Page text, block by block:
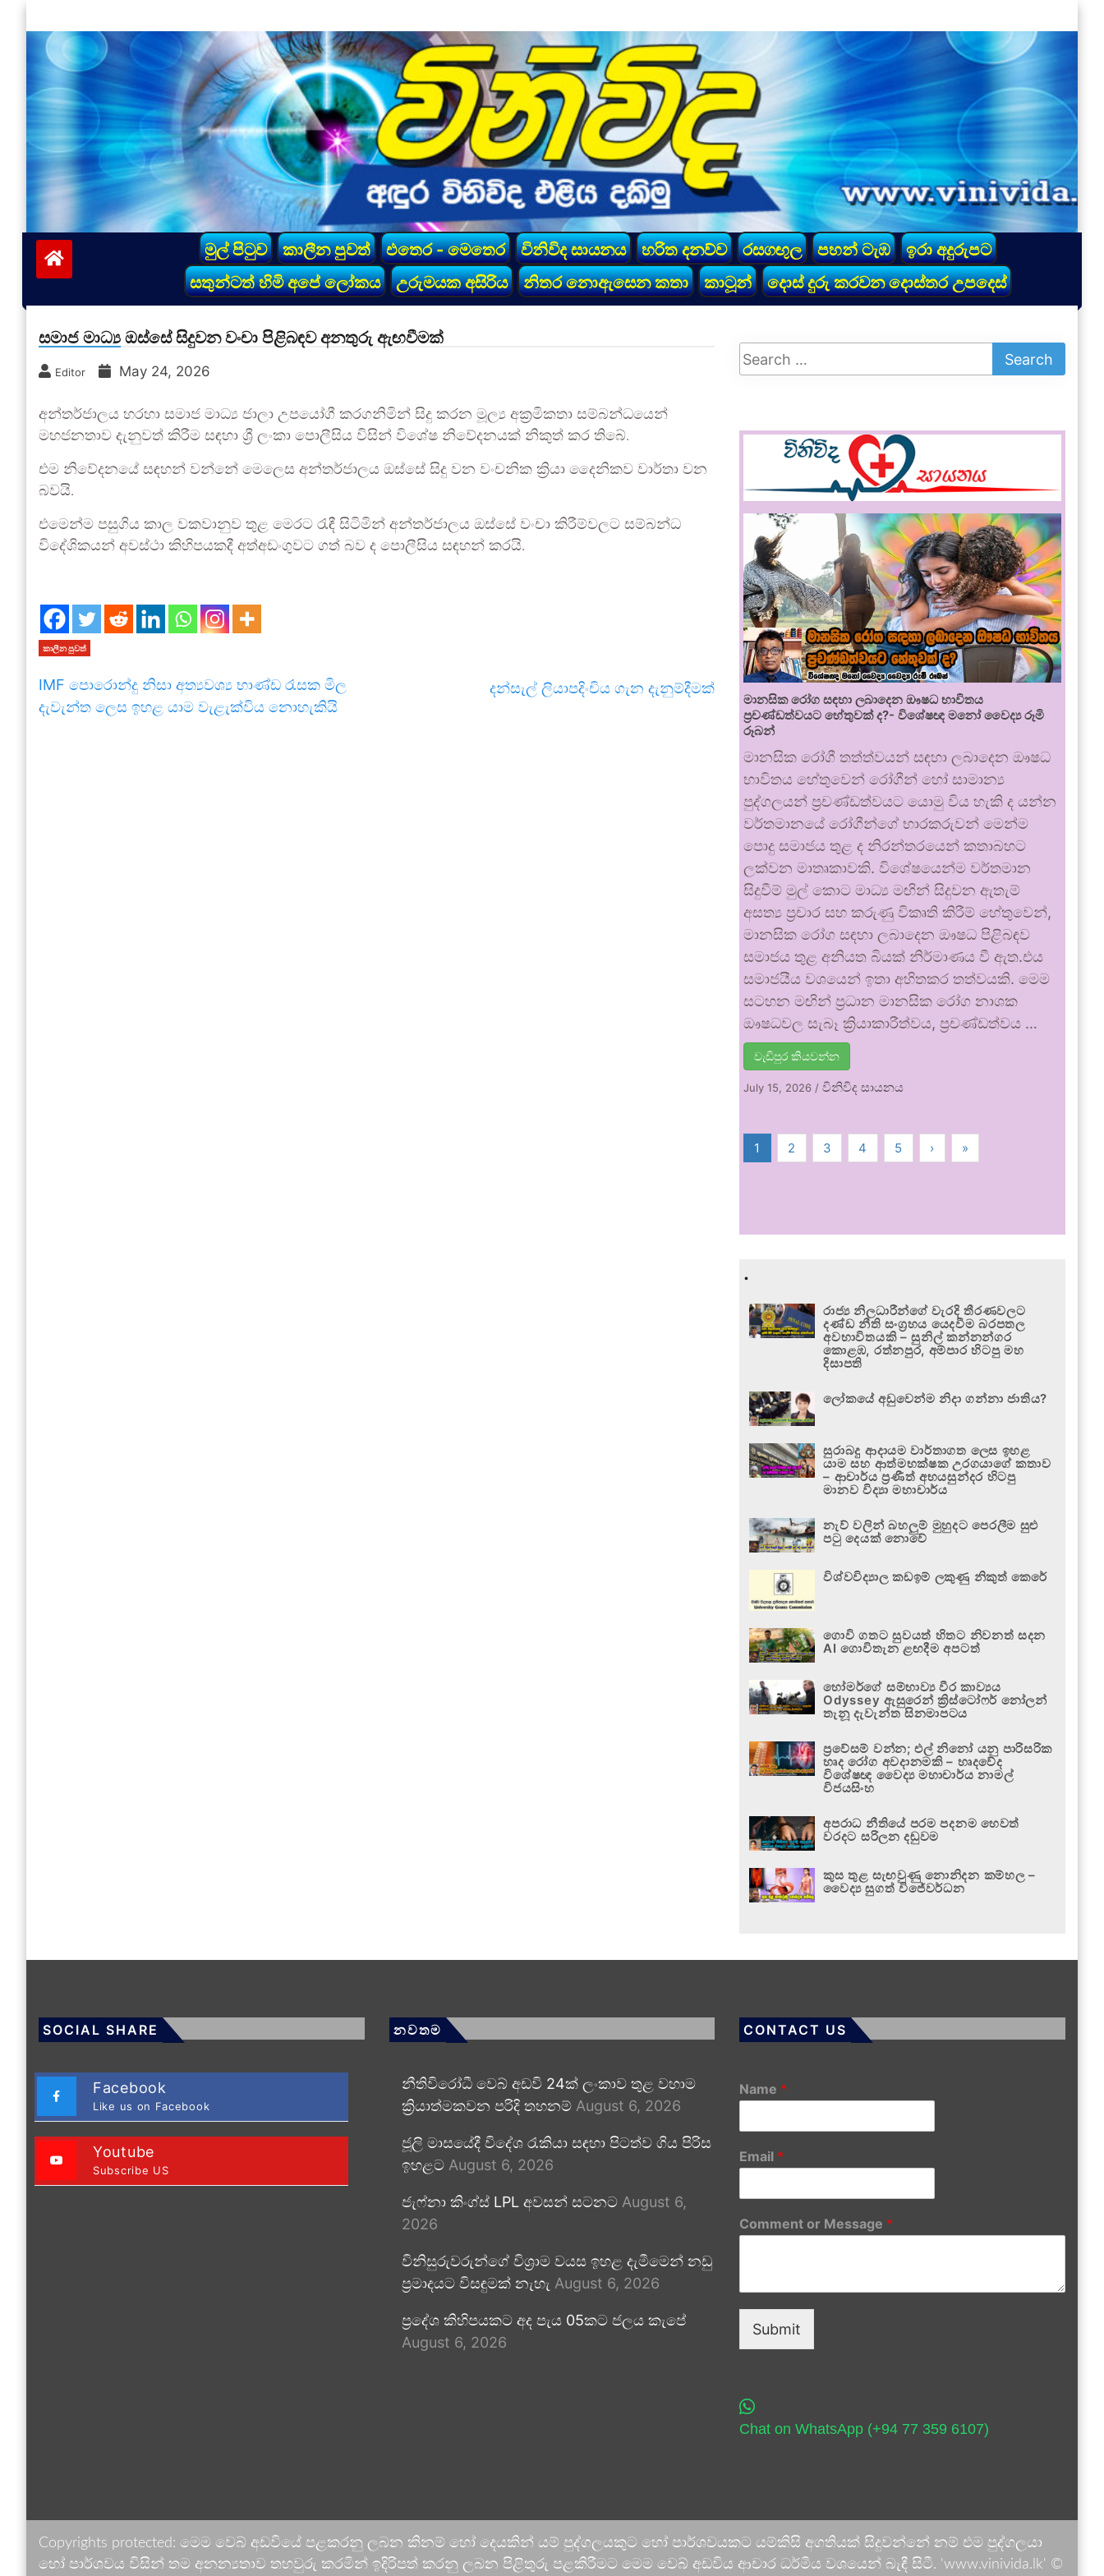
to
content
vinivida.lk
මුල් පිටුව කාලීන පුවත් එතෙර - මෙතෙර විනිවිද සායනය හරිත දනව්ව රසගඟුල පහන් ටැඹ
ඉරා අදුරුපට
සතුන්ටත් හිමි අපේ ලෝකය
උරුමයක අසිරිය නිතර නොඇසෙන කතා කාටූන් දොස් දුරු කරවන දොස්තර උපදෙස්
සමාජ මාධ්‍ය ඔස්සේ සිදුවන වංචා පිළිබඳව අනතුරු ඇඟවීමක්
Editor May 24, 2026
අන්තර්ජාලය හරහා සමාජ මාධ්‍ය ජාලා උපයෝගී කරගනිමින් සිදු කරන මූල්‍ය අක්‍රමිකතා සම්බන්ධයෙන්
මහජනතාව දැනුවත් කිරීම සඳහා ශ්‍රී ලංකා පොලීසිය විසින් විශේෂ නිවේදනයක් නිකුත් කර තිබේ.
එම නිවේදනයේ සඳහන් වන්නේ මෙලෙස අන්තර්ජාලය ඔස්සේ සිදු වන වංචනික ක්‍රියා දෛනිකව වාර්තා වන
බවයි.
එමෙන්ම පසුගිය කාල වකවානුව තුළ මෙරට රැඳී සිටිමින් අන්තර්ජාලය ඔස්සේ වංචා කිරීම්වලට සම්බන්ධ
විදේශිකයන් අවස්ථා කිහිපයකදී අත්අඩංගුවට ගත් බව ද පොලීසිය සඳහන් කරයි.
කාලීන පුවත්
IMF පොරොන්දු නිසා අත්‍යවශ්‍ය භාණ්ඩ රැසක මිල
දැවැන්ත ලෙස ඉහළ යාම වැළැක්විය නොහැකියි
දන්සැල් ලියාපදිංචිය ගැන දැනුම්දීමක්
මානසික රෝග සඳහා ලබාදෙන ඖෂධ භාවිතය
ප්‍රචණ්ඩත්වයට හේතුවක් ද?- විශේෂඥ මනෝ වෛද්‍ය රූමි
රූබන්
මානසික රෝගී තත්ත්වයන් සඳහා ලබාදෙන ඖෂධ
භාවිතය හේතුවෙන් රෝගීන් හෝ සාමාන්‍ය
පුද්ගලයන් ප්‍රචණ්ඩත්වයට යොමු විය හැකි ද යන්න
වර්තමානයේ රෝගීන්ගේ භාරකරුවන් මෙන්ම
පොදු සමාජය තුළ ද නිරන්තරයෙන් කතාබහට
ලක්වන මාතෘකාවකි. විශේෂයෙන්ම වර්තමාන
සිදුවීම් මුල් කොට මාධ්‍ය මඟින් සිදුවන ඇතැම්
අසත්‍ය ප්‍රචාර සහ කරුණු විකෘති කිරීම් හේතුවෙන්,
මානසික රෝග සඳහා ලබාදෙන ඖෂධ පිළිබඳව
සමාජය තුළ අනියත බියක් නිර්මාණය වී ඇත.එය
සමාජයීය වශයෙන් ඉතා අහිතකර තත්වයකි. මෙම
සටහන මඟින් ප්‍රධාන මානසික රෝග නාශක
ඖෂධවල සැබෑ ක්‍රියාකාරීත්වය, ප්‍රචණ්ඩත්වය …
වැඩිපුර කියවන්න
July 15, 2026 /විනිවිද සායනය
1 2 3 4 5 › »
.
රාජ්‍ය නිලධාරීන්ගේ වැරදි තීරණවලට
දණ්ඩ නීති සංග්‍රහය යෙදවීම බරපතල
අවභාවිතයකි – සුනිල් කන්නන්ගර
කොළඹ, රත්නපුර, අම්පාර හිටපු මහ
දිසාපති
ලෝකයේ අඩුවෙන්ම නිදා ගන්නා ජාතිය?
සුරාබදු ආදායම වාර්තාගත ලෙස ඉහළ
යාම සහ ආත්මභක්ෂක උරගයාගේ කතාව
– ආචාර්ය ප්‍රණීත් අභයසුන්දර හිටපු
මානව විද්‍යා මහාචාර්ය
නැව් වලින් බහලුම් මුහුදට පෙරලීම සුළු
පටු දෙයක් නොවේ
විශ්වවිද්‍යාල කඩඉම් ලකුණු නිකුත් කෙරේ
ගොවි ගතට සුවයත් හිතට නිවනත් සදන
AI ගොවිතැන ළඟදීම අපටත්
හෝමර්ගේ සම්භාව්‍ය වීර කාව්‍යය
Odyssey ඇසුරෙන් ක්‍රිස්ටෝෆර් නෝලන්
තැනූ දැවැන්ත සිනමාපටය
ප්‍රවේසම් වන්න; එල් නිනෝ යනු පාරිසරික
හෘද රෝග අවදානමකි – හෘදවේද
විශේෂඥ වෛද්‍ය මහාචාර්ය නාමල්
විජයසිංහ
අපරාධ නීතියේ පරම පදනම හෙවත්
වරදට සරිලන දඬුවම
කුස තුළ සැඟවුණු නොනිදන කම්හල –
වෛද්‍ය සුගත් විජේවර්ධන
SOCIAL SHARE
Facebook
Like us on Facebook
Youtube
Subscribe US
නවතම
නීතිවිරෝධී වෙබ් අඩවි 24ක් ලංකාව තුළ වහාම
ක්‍රියාත්මකවන පරිදි තහනම් August 6, 2026
ජූලි මාසයේදී විදේශ රැකියා සඳහා පිටත්ව ගිය පිරිස
ඉහළට August 6, 2026
ජැෆ්නා කිංග්ස් LPL අවසන් සටනට August 6,
2026
විනිසුරුවරුන්ගේ විශ්‍රාම වයස ඉහළ දැමීමෙන් නඩු
ප්‍රමාදයට විසඳුමක් නැහැ August 6, 2026
ප්‍රදේශ කිහිපයකට අද පැය 05කට ජලය කැපේ
August 6, 2026
CONTACT US
Name *
Email *
Comment or Message *
Submit
Chat on WhatsApp (+94 77 359 6107)
Copyrights protected: මෙම වෙබ් අඩවියේ පළකරනු ලබන කිනම් හෝ දෙයකින් යම් පුද්ගලයකුට හෝ පාර්ශවයකට යම්කිසි අගතියක් සිදුවන්නේ නම් එම පුද්ගලයා
හෝ පාර්ශවය විසින් තම අනන්‍යතාව තහවුරු කරමින් ඉදිරිපත් කරනු ලබන පිළිතුරු පළකිරීමට මෙම වෙබ් අඩවිය ආචාර ධර්මීය වශයෙන් බැඳී සිටී. 'www.vinivida.lk' ©